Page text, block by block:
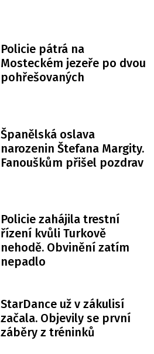
Policie pátrá na
Mosteckém jezeře po dvou
pohřešovaných
Španělská oslava
narozenin Štefana Margity.
Fanouškům přišel pozdrav
Policie zahájila trestní
řízení kvůli Turkově
nehodě. Obvinění zatím
nepadlo
StarDance už v zákulisí
začala. Objevily se první
záběry z tréninků